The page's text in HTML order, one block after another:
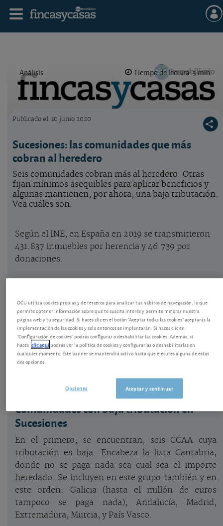
Análisis Tiempo de lectura: 3 min.
Publicado el 10 junio 2020
Sucesiones: las comunidades que más
cobran al heredero
Seis comunidades cobran más al heredero. Otras
fijan mínimos asequibles para aplicar beneficios y
algunas mantienen, por ahora, una baja tributación.
Vea cuáles son.
Según el INE, en España en 2019 se transmitieron
431.837 inmuebles por herencia y 46.739 por
donaciones.
Fincas urbanas 275.344
Fincas rústicas
156.493
Podemos agrupar a las CCAA en varios grupos en
función de la tributación de la sucesión entre
ascendientes y descendientes.
Comunidades con baja tributación en
Sucesiones
En el primero, se encuentran, seis CCAA cuya
tributación es baja. Encabeza la lista Cantabria,
donde no se paga nada sea cual sea el importe
heredado. Se incluyen en este grupo también y en
este orden: Galicia (hasta el millón de euros
tampoco se paga nada), Andalucía, Madrid,
Extremadura, Murcia, y País Vasco.
OCU utiliza cookies propias y de terceros para analizar tus hábitos de navegación, lo que
permite obtener información sobre qué te suscita interés y permite mejorar nuestra
página web y tu seguridad. Si haces clic en el botón "Aceptar todas las cookies" aceptarás la
implementación de las cookies y solo entonces se implantarán. Si haces clic en
"Configuración de cookies" podrás configurar o deshabilitar las cookies. Además, si
haces clic aquípodrás ver la política de cookies y configurarlas o deshabilitarlas en
cualquier momento. Este banner se mantendrá activo hasta que ejecutes alguna de estas
dos opciones.
Aceptar y continuar
Opciones